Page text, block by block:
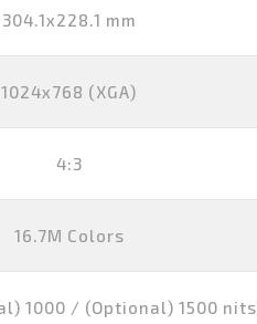
304.1x228.1 mm
1024x768 (XGA)
4:3
16.7M Colors
1000 / (Optional) 1500 nits